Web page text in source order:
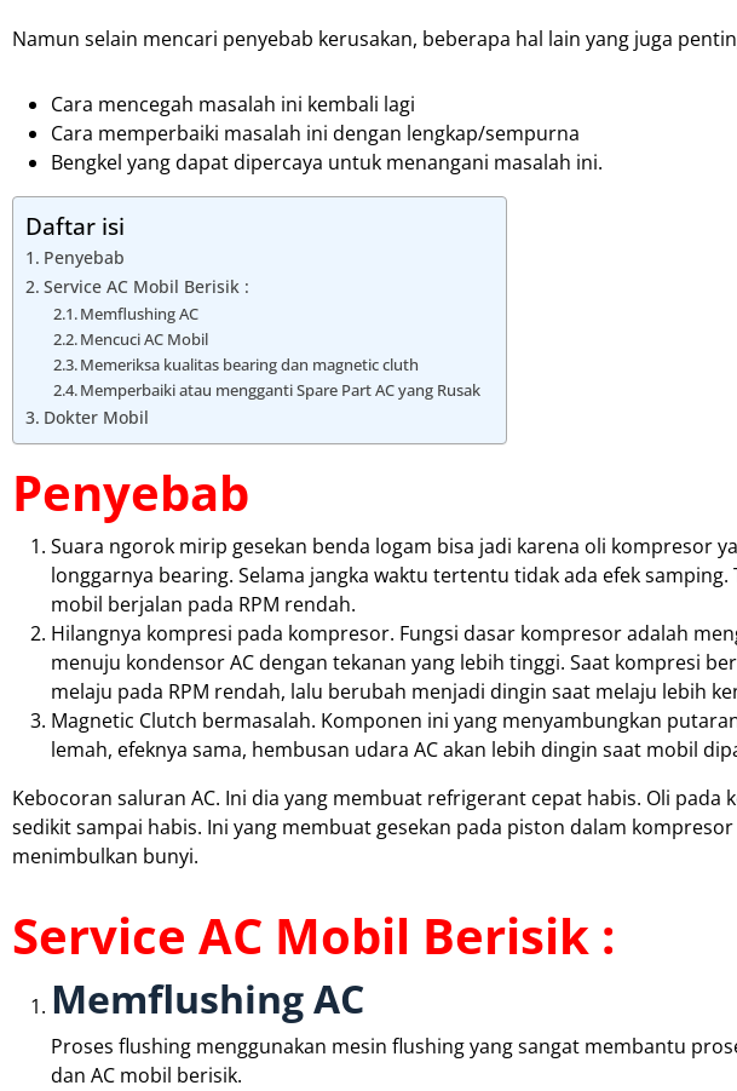
Namun selain mencari penyebab kerusakan, beberapa hal lain yang juga
Cara mencegah masalah ini kembali lagi
Cara memperbaiki masalah ini dengan lengkap/sempurna
Bengkel yang dapat dipercaya untuk menangani masalah ini.
Daftar isi
Penyebab
Service AC Mobil Berisik :
Memflushing AC
Mencuci AC Mobil
Memeriksa kualitas bearing dan magnetic cluth
Memperbaiki atau mengganti Spare Part AC yang Rusak
Dokter Mobil
Penyebab
Suara ngorok mirip gesekan benda logam bisa jadi karena oli kompresor
longgarnya bearing. Selama jangka waktu tertentu tidak ada efek
mobil berjalan pada RPM rendah.
Hilangnya kompresi pada kompresor. Fungsi dasar kompresor adalah
menuju kondensor AC dengan tekanan yang lebih tinggi. Saat kompresi
melaju pada RPM rendah, lalu berubah menjadi dingin saat melaju lebih
Magnetic Clutch bermasalah. Komponen ini yang menyambungkan
lemah, efeknya sama, hembusan udara AC akan lebih dingin saat mobil
Kebocoran saluran AC. Ini dia yang membuat refrigerant cepat habis. Oli
sedikit sampai habis. Ini yang membuat gesekan pada piston dalam
menimbulkan bunyi.
Service AC Mobil Berisik :
Memflushing AC
Proses flushing menggunakan mesin flushing yang sangat membantu
dan AC mobil berisik.